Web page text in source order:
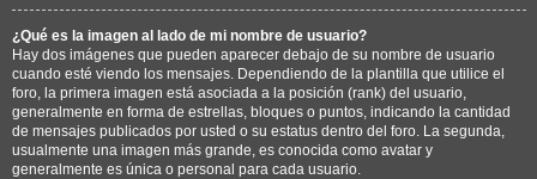
¿Qué es la imagen al lado de mi nombre de usuario?
Hay dos imágenes que pueden aparecer debajo de su nombre de usuario
cuando esté viendo los mensajes. Dependiendo de la plantilla que utilice el
foro, la primera imagen está asociada a la posición (rank) del usuario,
generalmente en forma de estrellas, bloques o puntos, indicando la cantidad
de mensajes publicados por usted o su estatus dentro del foro. La segunda,
usualmente una imagen más grande, es conocida como avatar y
generalmente es única o personal para cada usuario.